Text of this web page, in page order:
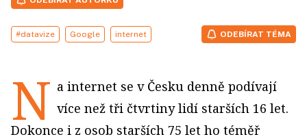
#datavize Google internet ODEBÍRAT TÉMA
N a internet se v Česku denně podívají
více než tři čtvrtiny lidí starších 16 let.
Dokonce i z osob starších 75 let ho téměř